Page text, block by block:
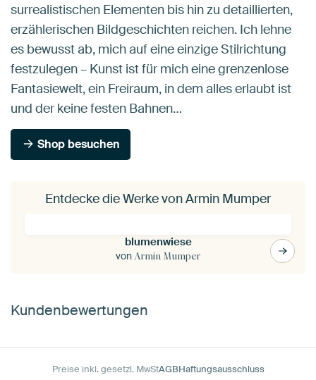
surrealistischen Elementen bis hin zu detaillierten,
erzählerischen Bildgeschichten reichen. Ich lehne
es bewusst ab, mich auf eine einzige Stilrichtung
festzulegen – Kunst ist für mich eine grenzenlose
Fantasiewelt, ein Freiraum, in dem alles erlaubt ist
und der keine festen Bahnen…
Shop besuchen
Entdecke die Werke von Armin Mumper
blumenwiese
vonArmin Mumper
Kundenbewertungen
Preise inkl. gesetzl. MwStAGBHaftungsausschluss